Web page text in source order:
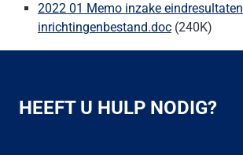
2022 01 Memo inzake eindresultaten
inrichtingenbestand.doc (240K)
HEEFT U HULP NODIG?